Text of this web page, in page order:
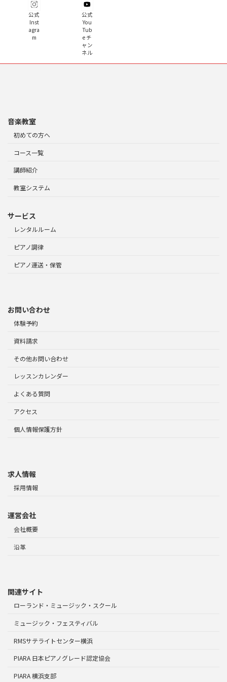
公式
Inst
agra
m
公式
You
Tub
e チ
ャン
ネル
音楽教室
初めての方へ
コース一覧
講師紹介
教室システム
サービス
レンタルルーム
ピアノ調律
ピアノ運送・保管
お問い合わせ
体験予約
資料請求
その他お問い合わせ
レッスンカレンダー
よくある質問
アクセス
個人情報保護方針
求人情報
採用情報
運営会社
会社概要
沿革
関連サイト
ローランド・ミュージック・スクール
ミュージック・フェスティバル
RMSサテライトセンター横浜
PIARA 日本ピアノグレード認定協会
PIARA 横浜支部